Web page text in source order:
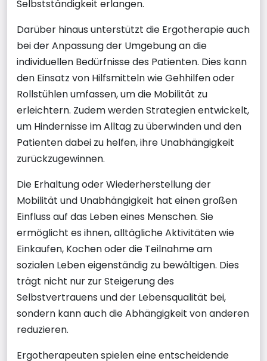
Selbstständigkeit erlangen.
Darüber hinaus unterstützt die Ergotherapie auch
bei der Anpassung der Umgebung an die
individuellen Bedürfnisse des Patienten. Dies kann
den Einsatz von Hilfsmitteln wie Gehhilfen oder
Rollstühlen umfassen, um die Mobilität zu
erleichtern. Zudem werden Strategien entwickelt,
um Hindernisse im Alltag zu überwinden und den
Patienten dabei zu helfen, ihre Unabhängigkeit
zurückzugewinnen.
Die Erhaltung oder Wiederherstellung der
Mobilität und Unabhängigkeit hat einen großen
Einfluss auf das Leben eines Menschen. Sie
ermöglicht es ihnen, alltägliche Aktivitäten wie
Einkaufen, Kochen oder die Teilnahme am
sozialen Leben eigenständig zu bewältigen. Dies
trägt nicht nur zur Steigerung des
Selbstvertrauens und der Lebensqualität bei,
sondern kann auch die Abhängigkeit von anderen
reduzieren.
Ergotherapeuten spielen eine entscheidende